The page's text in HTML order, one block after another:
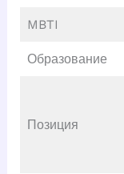
MBTI
Образование
Позиция